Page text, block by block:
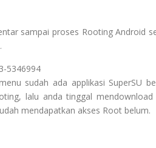
sampai proses Rooting Android
sudah ada applikasi SuperSU
lalu anda tinggal
mendapatkan akses Root belum.